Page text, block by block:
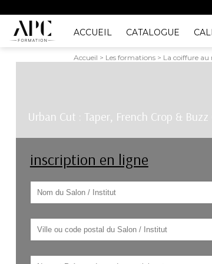
ACCUEIL CATALOGUE
Accueil > Les formations > La coiffure
Urban Cut : Taper, French Crop & Buzz
inscription en ligne